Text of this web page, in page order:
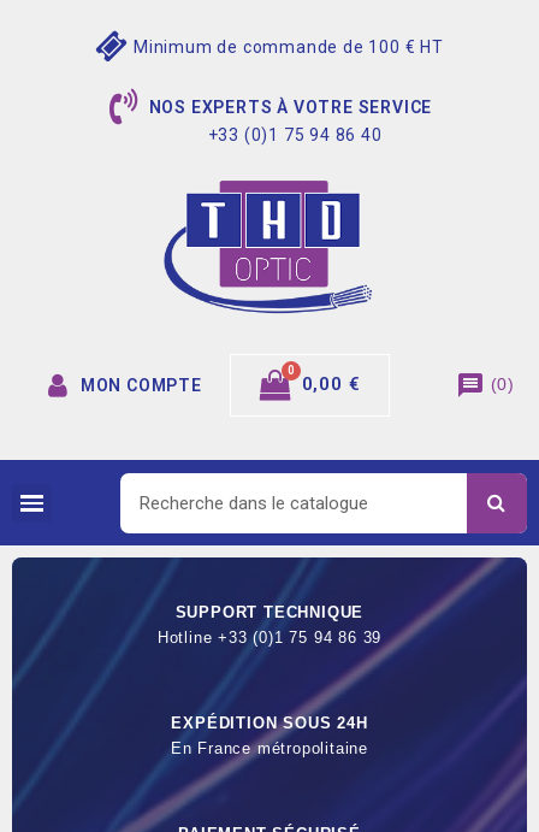
Minimum de commande de 100 € HT
NOS EXPERTS À VOTRE SERVICE
+33 (0)1 75 94 86 40
MON COMPTE 0,00 € message (0)
SUPPORT TECHNIQUE
Hotline +33 (0)1 75 94 86 39
EXPÉDITION SOUS 24H
En France métropolitaine